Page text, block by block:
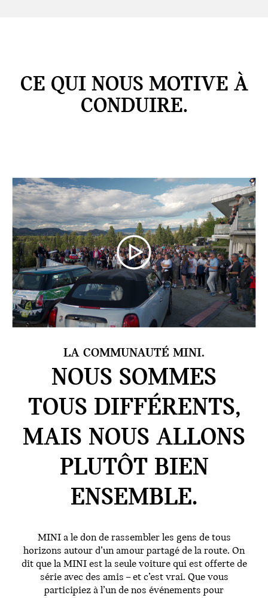
CE QUI NOUS MOTIVE À
CONDUIRE.
LA COMMUNAUTÉ MINI.
NOUS SOMMES
TOUS DIFFÉRENTS,
MAIS NOUS ALLONS
PLUTÔT BIEN
ENSEMBLE.
MINI a le don de rassembler les gens de tous
horizons autour d’un amour partagé de la route. On
dit que la MINI est la seule voiture qui est offerte de
série avec des amis – et c’est vrai. Que vous
participiez à l’un de nos événements pour